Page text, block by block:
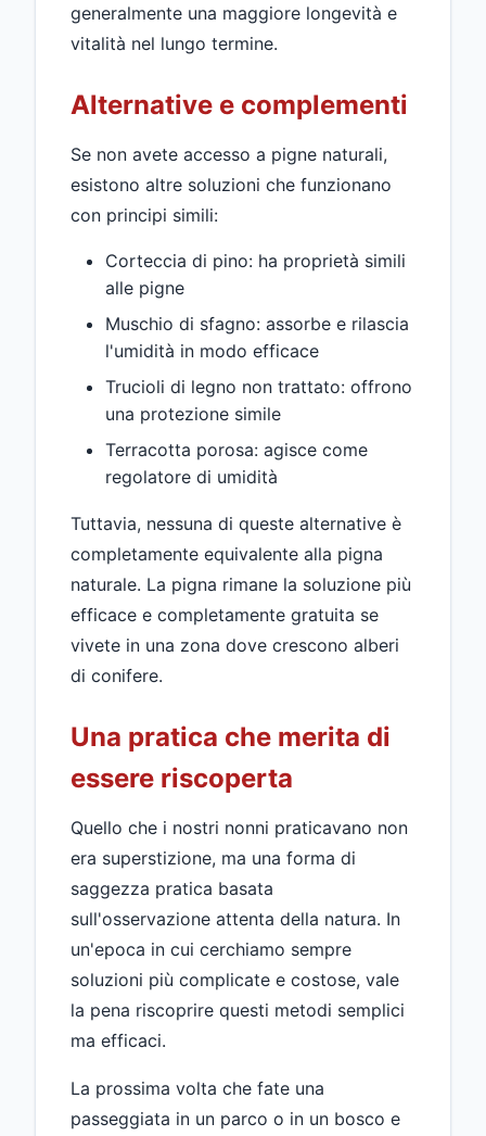
generalmente una maggiore longevità e
vitalità nel lungo termine.
Alternative e complementi
Se non avete accesso a pigne naturali,
esistono altre soluzioni che funzionano
con principi simili:
Corteccia di pino: ha proprietà simili
alle pigne
Muschio di sfagno: assorbe e rilascia
l'umidità in modo efficace
Trucioli di legno non trattato: offrono
una protezione simile
Terracotta porosa: agisce come
regolatore di umidità
Tuttavia, nessuna di queste alternative è
completamente equivalente alla pigna
naturale. La pigna rimane la soluzione più
efficace e completamente gratuita se
vivete in una zona dove crescono alberi
di conifere.
Una pratica che merita di
essere riscoperta
Quello che i nostri nonni praticavano non
era superstizione, ma una forma di
saggezza pratica basata
sull'osservazione attenta della natura. In
un'epoca in cui cerchiamo sempre
soluzioni più complicate e costose, vale
la pena riscoprire questi metodi semplici
ma efficaci.
La prossima volta che fate una
passeggiata in un parco o in un bosco e